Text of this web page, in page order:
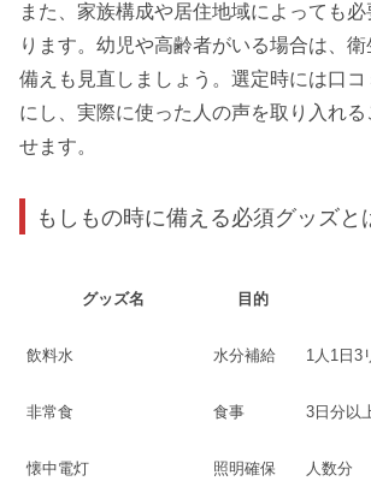
また、家族構成や居住地域によっても
ります。幼児や高齢者がいる場合は、
備えも見直しましょう。選定時には口
にし、実際に使った人の声を取り入れ
せます。
もしもの時に備える必須グッズと
グッズ名 目的
飲料水 水分補給 1人1日3
非常食 食事 3日分以
懐中電灯 照明確保 人数分